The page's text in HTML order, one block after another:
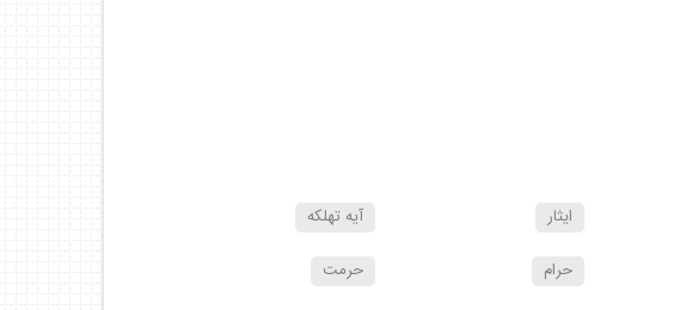
ايثار آيه تهلكه
حرام حرمت